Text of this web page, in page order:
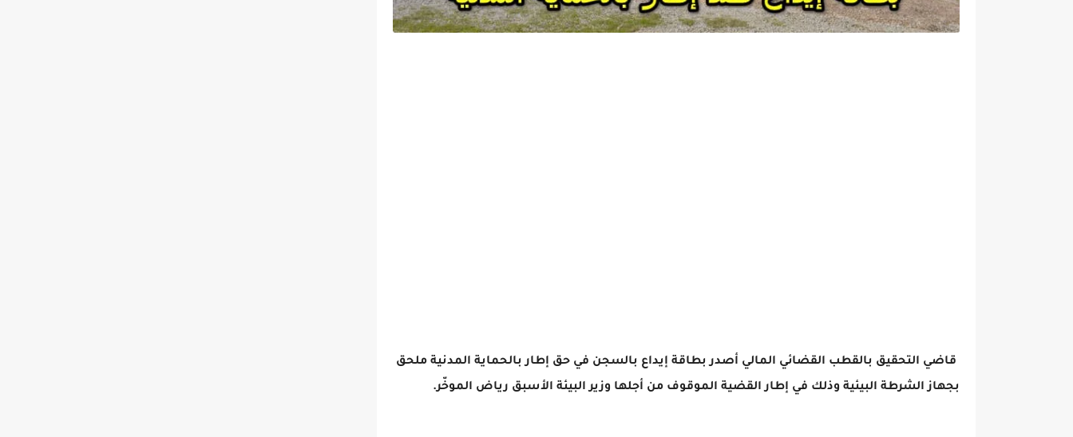
قاضي التحقيق بالقطب القضائي المالي أصدر بطاقة إيداع بالسجن في حق إطار بالحماية المدنية ملحق
بجهاز الشرطة البيئية وذلك في إطار القضية الموقوف من أجلها وزير البيئة الأسبق رياض الموخّر.